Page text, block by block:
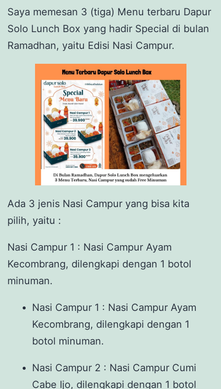
Saya memesan 3 (tiga) Menu terbaru Dapur
Solo Lunch Box yang hadir Special di bulan
Ramadhan, yaitu Edisi Nasi Campur.
Ada 3 jenis Nasi Campur yang bisa kita
pilih, yaitu :
Nasi Campur 1 : Nasi Campur Ayam
Kecombrang, dilengkapi dengan 1 botol
minuman.
Nasi Campur 1 : Nasi Campur Ayam
Kecombrang, dilengkapi dengan 1
botol minuman.
Nasi Campur 2 : Nasi Campur Cumi
Cabe Ijo, dilengkapi dengan 1 botol